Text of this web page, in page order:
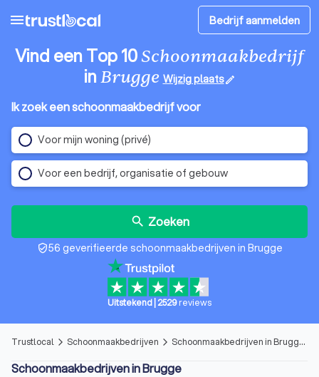
menu Bedrijf aanmelden
Vind een Top 10Schoonmaakbedrijf
inBrugge Wijzig plaatsedit
Ik zoek een schoonmaakbedrijf voor
Voor mijn woning (privé)
Voor een bedrijf, organisatie of gebouw
search Zoeken
verified_user56 geverifieerde schoonmaakbedrijven in Brugge
Uitstekend 2529reviews
Trustlocal arrow_forward_ios Schoonmaakbedrijven arrow_forward_ios Schoonmaakbedrijven in Brugge
Schoonmaakbedrijven in Brugge